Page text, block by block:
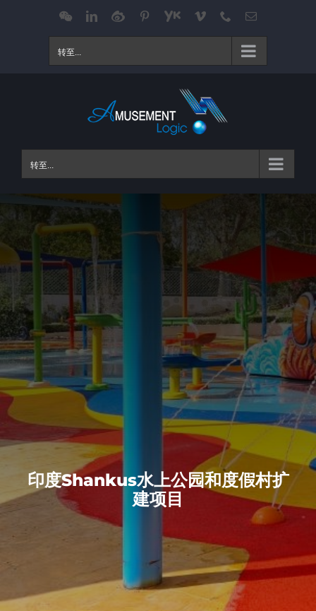
WeChatLinkedIn
Weibo Pinterest
Youku Vimeo Phone电
转至...
转至...
印度Shankus水上公园和度假村扩
建项目